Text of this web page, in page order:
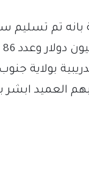
بانه تم تسليم
بولاية جنوب